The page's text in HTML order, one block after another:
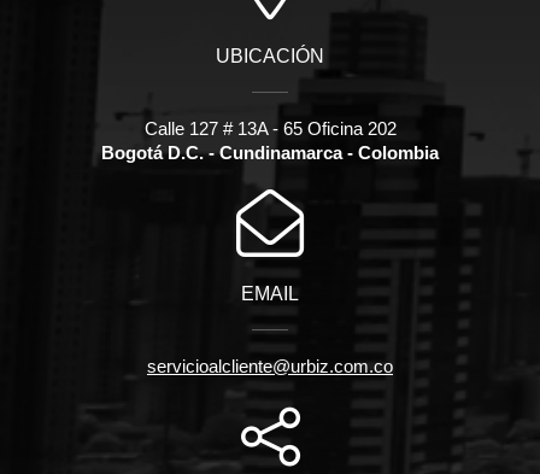
UBICACIÓN
Calle 127 # 13A - 65 Oficina 202
Bogotá D.C. - Cundinamarca - Colombia
EMAIL
servicioalcliente@urbiz.com.co